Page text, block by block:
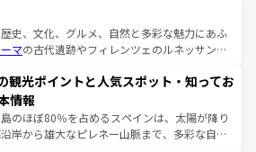
史、文化、グルメ、自然と多彩な魅力にあふ
マの古代遺跡やフィレンツェのルネッサンス
ーナの美しい田園風景やアマルフィ海岸の絶
景観も見逃せない。観光の合間には、本場の
など、絶品のイタリア料理を堪能することも
覚めてから夜眠るまで、すべての瞬間を楽し
観光ポイントと人気スポット・知ってお
情報
のほぼ80％を占めるスペインは、太陽が降り
岸から雄大なピレネー山脈まで、多彩な自然